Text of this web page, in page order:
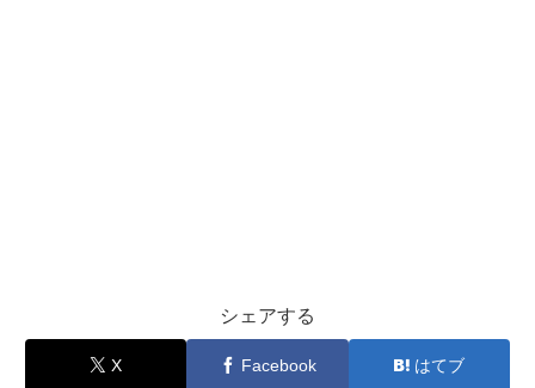
シェアする
X Facebook はてブ